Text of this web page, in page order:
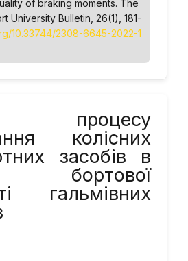
of braking moments. The
University Bulletin , 26(1), 181-
10.33744/2308-6645-2022-1
процесу
колісних
засобів в
бортової
гальмівних